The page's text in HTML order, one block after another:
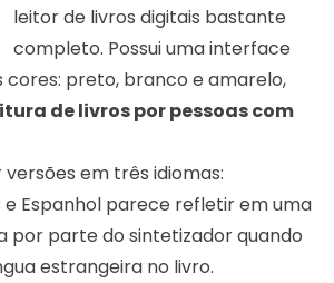
leitor de livros digitais bastante
completo. Possui uma interface
preto, branco e amarelo,
de livros por pessoas com
em três idiomas:
e Espanhol parece refletir em uma
por parte do sintetizador quando
estrangeira no livro.